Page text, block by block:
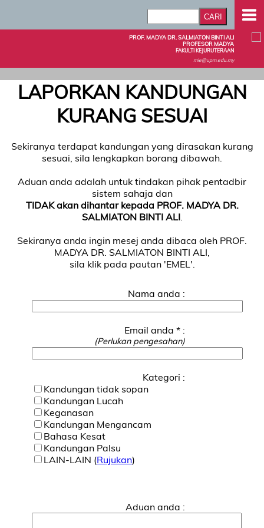
PROF. MADYA DR. SALMIATON BINTI ALI
PROFESOR MADYA
FAKULTI KEJURUTERAAN
mie@upm.edu.my
LAPORKAN KANDUNGAN
KURANG SESUAI
Sekiranya terdapat kandungan yang dirasakan kurang
sesuai, sila lengkapkan borang dibawah.
Aduan anda adalah untuk tindakan pihak pentadbir
sistem sahaja dan
TIDAK akan dihantar kepada PROF. MADYA DR.
SALMIATON BINTI ALI.
Sekiranya anda ingin mesej anda dibaca oleh PROF.
MADYA DR. SALMIATON BINTI ALI,
sila klik pada pautan 'EMEL'.
Nama anda :
Email anda * :
(Perlukan pengesahan)
Kategori :
Kandungan tidak sopan
Kandungan Lucah
Keganasan
Kandungan Mengancam
Bahasa Kesat
Kandungan Palsu
LAIN-LAIN (Rujukan)
Aduan anda :